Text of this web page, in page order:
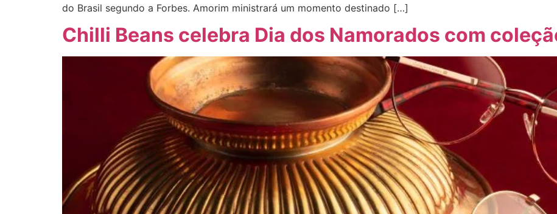
do Brasil segundo a Forbes. Amorim ministrará um momento destinado […]
Chilli Beans celebra Dia dos Namorados com